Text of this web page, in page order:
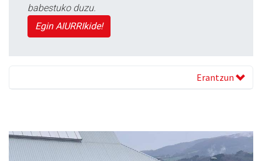
babestuko duzu.
Egin AIURRIkide!
Erantzun